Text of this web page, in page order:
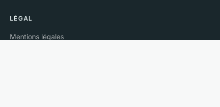
LÉGAL
Mentions légales